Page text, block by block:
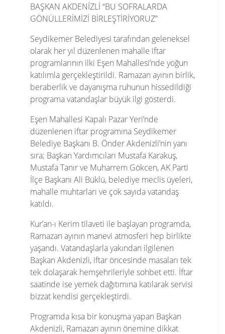
BAŞKAN AKDENİZLİ “BU SOFRALARDA
GÖNÜLLERİMİZİ BİRLEŞTİRİYORUZ”
Seydikemer Belediyesi tarafından geleneksel
olarak her yıl düzenlenen mahalle iftar
programlarının ilki Eşen Mahallesi’nde yoğun
katılımla gerçekleştirildi. Ramazan ayının birlik,
beraberlik ve dayanışma ruhunun hissedildiği
programa vatandaşlar büyük ilgi gösterdi.
Eşen Mahallesi Kapalı Pazar Yeri’nde
düzenlenen iftar programına Seydikemer
Belediye Başkanı B. Önder Akdenizli’nin yanı
sıra; Başkan Yardımcıları Mustafa Karakuş,
Mustafa Tanır ve Muharrem Gökcen, AK Parti
İlçe Başkanı Ali Büklü, belediye meclis üyeleri,
mahalle muhtarları ve çok sayıda vatandaş
katıldı.
Kur’an-ı Kerim tilaveti ile başlayan programda,
Ramazan ayının manevi atmosferi hep birlikte
yaşandı. Vatandaşlarla yakından ilgilenen
Başkan Akdenizli, iftar öncesinde masaları tek
tek dolaşarak hemşehrileriyle sohbet etti. İftar
saatinde ise yemek dağıtımına katılarak servisi
bizzat kendisi gerçekleştirdi.
Programda kısa bir konuşma yapan Başkan
Akdenizli, Ramazan ayının önemine dikkat